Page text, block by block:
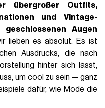
übergroßer Outfits,
und Vintage-
Augen
lieben es absolut. Es ist
Ausdrucks, die nach
hinter sich lässt,
um cool zu sein — ganz
dafür, wie Mode die